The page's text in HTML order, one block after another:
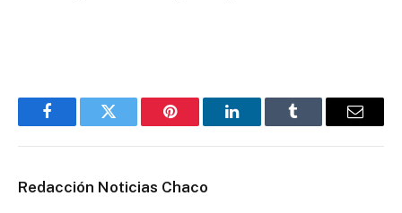
FacebookTwitter Pinterest LinkedInTumblr Email
Redacción Noticias Chaco